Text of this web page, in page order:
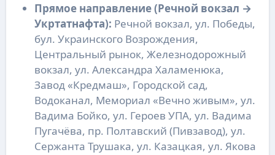
Прямое направление (Речной вокзал →
Укртатнафта): Речной вокзал, ул. Победы,
бул. Украинского Возрождения,
Центральный рынок, Железнодорожный
вокзал, ул. Александра Халаменюка,
Завод «Кредмаш», Городской сад,
Водоканал, Мемориал «Вечно живым», ул.
Вадима Бойко, ул. Героев УПА, ул. Вадима
Пугачёва, пр. Полтавский (Пивзавод), ул.
Сержанта Трушака, ул. Казацкая, ул. Якова